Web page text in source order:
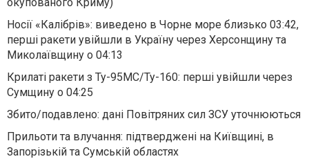
Носії «Калібрів»: виведено в Чорне море близько 03:42,
перші ракети увійшли в Україну через Херсонщину та
Миколаївщину о 04:13
Крилаті ракети з Ту-95МС/Ту-160: перші увійшли через
Сумщину о 04:25
Збито/подавлено: дані Повітряних сил ЗСУ уточнюються
Прильоти та влучання: підтверджені на Київщині, в
Запорізькій та Сумській областях